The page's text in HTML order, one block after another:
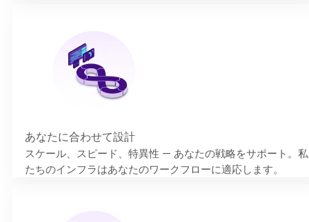
あなたに合わせて設計
スケール、スピード、特異性 — あなたの戦略をサポート。私
たちのインフラはあなたのワークフローに適応します。